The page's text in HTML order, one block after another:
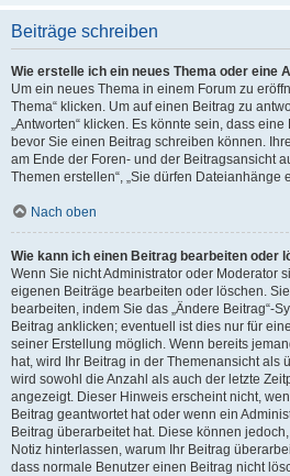
Beiträge schreiben
Wie erstelle ich ein neues Thema oder eine
Um ein neues Thema in einem Forum zu
Thema“ klicken. Um auf einen Beitrag zu
„Antworten“ klicken. Es könnte sein, dass
bevor Sie einen Beitrag schreiben können.
am Ende der Foren- und der Beitragsansicht
Themen erstellen“, „Sie dürfen Dateianhänge
Nach oben
Wie kann ich einen Beitrag bearbeiten oder
Wenn Sie nicht Administrator oder Moderator
eigenen Beiträge bearbeiten oder löschen.
bearbeiten, indem Sie das „Ändere Beitrag“-
Beitrag anklicken; eventuell ist dies nur für
seiner Erstellung möglich. Wenn bereits
hat, wird Ihr Beitrag in der Themenansicht als
wird sowohl die Anzahl als auch der letzte
angezeigt. Dieser Hinweis erscheint nicht,
Beitrag geantwortet hat oder wenn ein
Beitrag überarbeitet hat. Diese können
Notiz hinterlassen, warum Ihr Beitrag
dass normale Benutzer einen Beitrag nicht